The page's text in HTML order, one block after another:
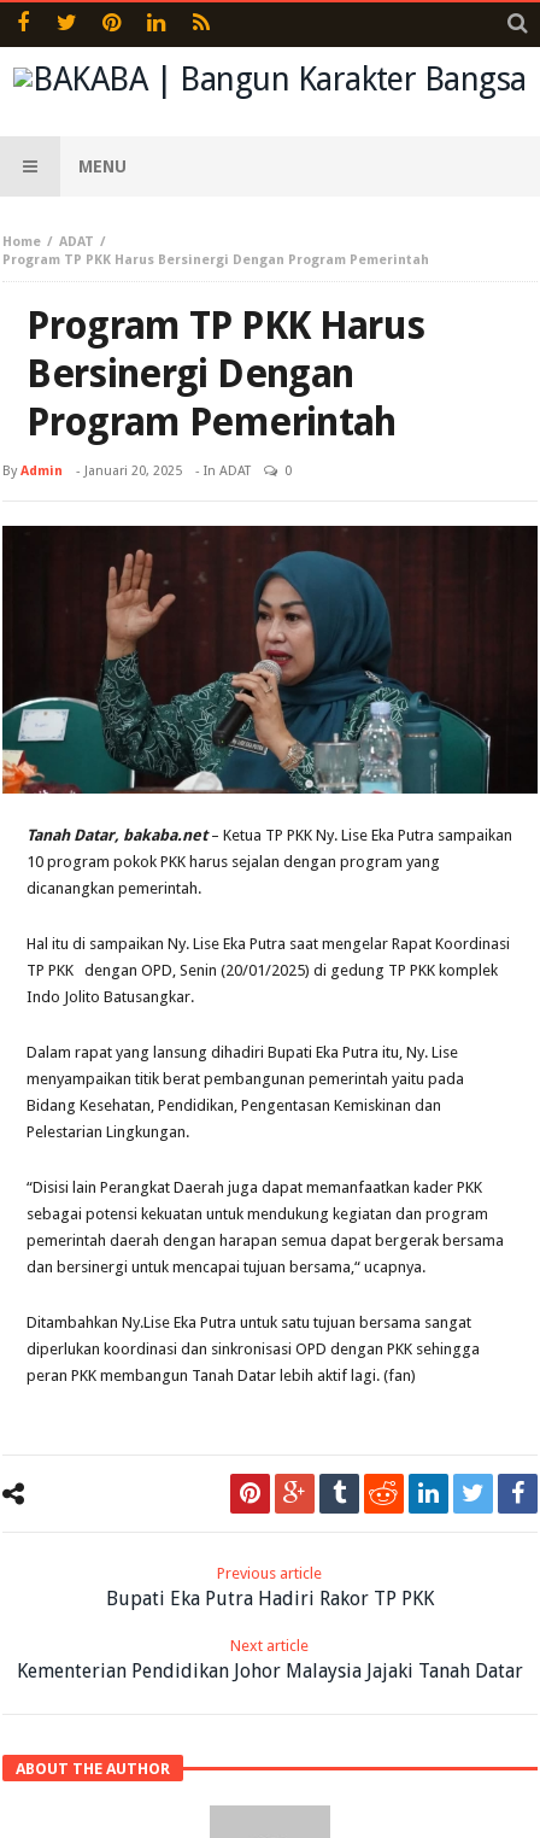
MENU
Home
ADAT
Program TP PKK Harus Bersinergi Dengan Program Pemerintah
Program TP PKK Harus
Bersinergi Dengan
Program Pemerintah
ByAdmin - Januari 20, 2025 - InADAT 0
Tanah Datar, bakaba.net– Ketua TP PKK Ny. Lise Eka Putra sampaikan
10 program pokok PKK harus sejalan dengan program yang
dicanangkan pemerintah.
Hal itu di sampaikan Ny. Lise Eka Putra saat mengelar Rapat Koordinasi
TP PKK dengan OPD, Senin (20/01/2025) di gedung TP PKK komplek
Indo Jolito Batusangkar.
Dalam rapat yang lansung dihadiri Bupati Eka Putra itu, Ny. Lise
menyampaikan titik berat pembangunan pemerintah yaitu pada
Bidang Kesehatan, Pendidikan, Pengentasan Kemiskinan dan
Pelestarian Lingkungan.
“Disisi lain Perangkat Daerah juga dapat memanfaatkan kader PKK
sebagai potensi kekuatan untuk mendukung kegiatan dan program
pemerintah daerah dengan harapan semua dapat bergerak bersama
dan bersinergi untuk mencapai tujuan bersama,“ ucapnya.
Ditambahkan Ny.Lise Eka Putra untuk satu tujuan bersama sangat
diperlukan koordinasi dan sinkronisasi OPD dengan PKK sehingga
peran PKK membangun Tanah Datar lebih aktif lagi. (fan)
Previous article
Bupati Eka Putra Hadiri Rakor TP PKK
Next article
Kementerian Pendidikan Johor Malaysia Jajaki Tanah Datar
ABOUT THE AUTHOR